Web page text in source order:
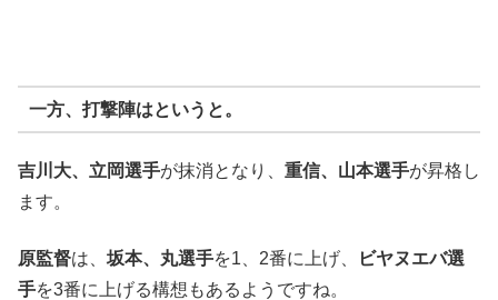
一方、打撃陣はというと。
吉川大、立岡選手が抹消となり、 重信、山本選手が昇格し
ます。
原監督は、 坂本、丸選手を1、2番に上げ、
ビヤヌエバ選
手を3番に上げる構想もあるようですね。